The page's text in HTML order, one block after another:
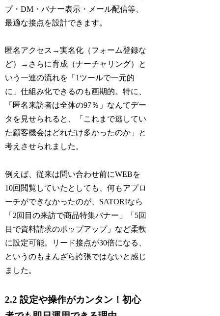
プ・DM・バナー表示・メール配信等、
最適な接点を設計できます。
匿名アクセス→実名化（フォーム登録な
ど）→さらに育成（ナーチャリング）と
いう一連の流れを「1ツールで一元的
に」仕組み化できるのも画期的。特に、
「匿名来訪者は全体の97％」なんてデー
タを見せられると、「これまで逃してい
た顧客機会はどれだけ多かったのか」と
考えさせられました。
例えば、従来は問い合わせ前にWEBを
10回閲覧していたとしても、何もアプロ
ーチができなかったのが、SATORIなら
「2回目の来訪で商品特集バナー」「5回
目で資料請求のポップアップ」など柔軟
に設定可能。リード接点が30倍になる、
というのもまんざら誇張ではないと感じ
ました。
2.2 設定や操作がカンタン！初心